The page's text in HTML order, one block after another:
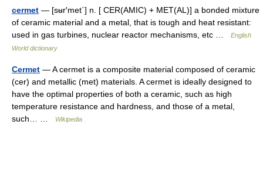
cermet — [sʉr′met΄] n. [ CER(AMIC) + MET(AL)] a bonded mixture
of ceramic material and a metal, that is tough and heat resistant:
used in gas turbines, nuclear reactor mechanisms, etc …
English
World dictionary
Cermet — A cermet is a composite material composed of ceramic
(cer) and metallic (met) materials. A cermet is ideally designed to
have the optimal properties of both a ceramic, such as high
temperature resistance and hardness, and those of a metal,
such… …
Wikipedia